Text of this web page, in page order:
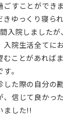
ごすことができ
きゆっくり寝ら
入院しましたが
入院生活全てに
むことがあれば
。
した際の自分の
、信じて良かっ
ました!!